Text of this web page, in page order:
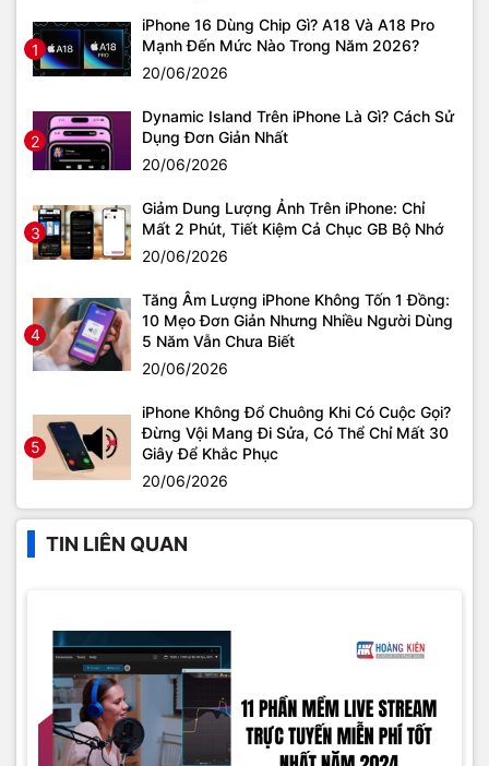
1
iPhone 16 Dùng Chip Gì? A18 Và A18 Pro
Mạnh Đến Mức Nào Trong Năm 2026?
20/06/2026
2
Dynamic Island Trên iPhone Là Gì? Cách Sử
Dụng Đơn Giản Nhất
20/06/2026
3
Giảm Dung Lượng Ảnh Trên iPhone: Chỉ
Mất 2 Phút, Tiết Kiệm Cả Chục GB Bộ Nhớ
20/06/2026
4
Tăng Âm Lượng iPhone Không Tốn 1 Đồng:
10 Mẹo Đơn Giản Nhưng Nhiều Người Dùng
5 Năm Vẫn Chưa Biết
20/06/2026
5
iPhone Không Đổ Chuông Khi Có Cuộc Gọi?
Đừng Vội Mang Đi Sửa, Có Thể Chỉ Mất 30
Giây Để Khắc Phục
20/06/2026
TIN LIÊN QUAN